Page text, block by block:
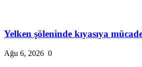
Yelken şöleninde kıyasıya
Ağu 6, 2026 0